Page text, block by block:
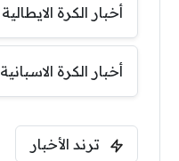
أخبار الكرة الايطالية
أخبار الكرة الاسبانية
ترند الأخبار